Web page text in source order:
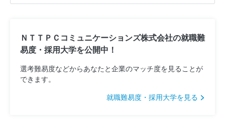
ＮＴＴＰＣコミュニケーションズ株式会社の就職難
易度・採用大学を公開中！
選考難易度などからあなたと企業のマッチ度を見ることが
できます。
就職難易度・採用大学を見る